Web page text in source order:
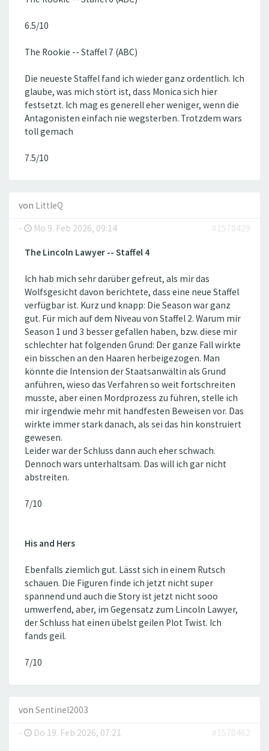
6.5/10
The Rookie -- Staffel 7 (ABC)
Die neueste Staffel fand ich wieder ganz ordentlich. Ich
glaube, was mich stört ist, dass Monica sich hier
festsetzt. Ich mag es generell eher weniger, wenn die
Antagonisten einfach nie wegsterben. Trotzdem wars
toll gemach
7.5/10
von LittleQ
-
Mo 9. Feb 2026, 09:14 #1570429
The Lincoln Lawyer -- Staffel 4
Ich hab mich sehr darüber gefreut, als mir das
Wolfsgesicht davon berichtete, dass eine neue Staffel
verfügbar ist. Kurz und knapp: Die Season war ganz
gut. Für mich auf dem Niveau von Staffel 2. Warum mir
Season 1 und 3 besser gefallen haben, bzw. diese mir
schlechter hat folgenden Grund: Der ganze Fall wirkte
ein bisschen an den Haaren herbeigezogen. Man
könnte die Intension der Staatsanwältin als Grund
anführen, wieso das Verfahren so weit fortschreiten
musste, aber einen Mordprozess zu führen, stelle ich
mir irgendwie mehr mit handfesten Beweisen vor. Das
wirkte immer stark danach, als sei das hin konstruiert
gewesen.
Leider war der Schluss dann auch eher schwach.
Dennoch wars unterhaltsam. Das will ich gar nicht
abstreiten.
7/10
His and Hers
Ebenfalls ziemlich gut. Lässt sich in einem Rutsch
schauen. Die Figuren finde ich jetzt nicht super
spannend und auch die Story ist jetzt nicht sooo
umwerfend, aber, im Gegensatz zum Lincoln Lawyer,
der Schluss hat einen übelst geilen Plot Twist. Ich
fands geil.
7/10
von Sentinel2003
-
Do 19. Feb 2026, 07:21 #1570462